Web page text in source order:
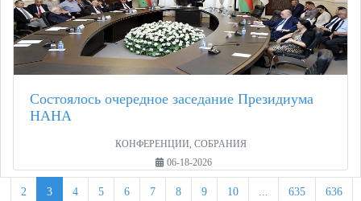
Состоялось очередное заседание Президиума
НАНА
КОНФЕРЕНЦИИ, СОБРАНИЯ
06-18-2026
2 3 4 5 6 7 8 9 10 ... 635 636